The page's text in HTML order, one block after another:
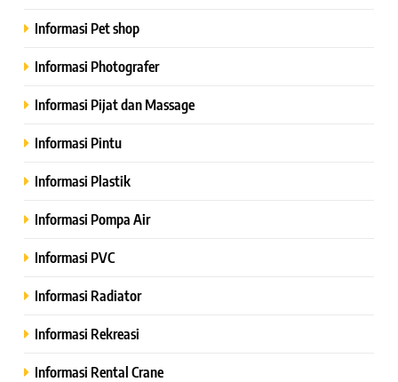
Informasi Pet shop
Informasi Photografer
Informasi Pijat dan Massage
Informasi Pintu
Informasi Plastik
Informasi Pompa Air
Informasi PVC
Informasi Radiator
Informasi Rekreasi
Informasi Rental Crane